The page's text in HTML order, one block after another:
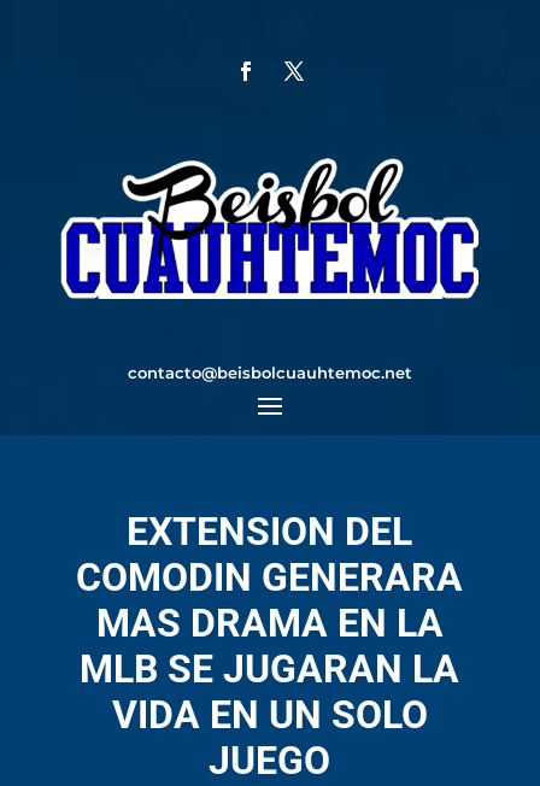
contacto@beisbolcuauhtemoc.net
EXTENSION DEL
COMODIN GENERARA
MAS DRAMA EN LA
MLB SE JUGARAN LA
VIDA EN UN SOLO
JUEGO